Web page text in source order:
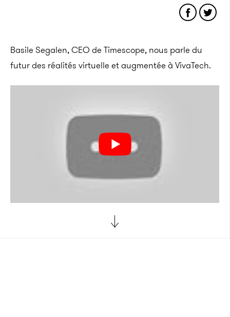
Basile Segalen, CEO de Timescope, nous parle du
futur des réalités virtuelle et augmentée à VivaTech.